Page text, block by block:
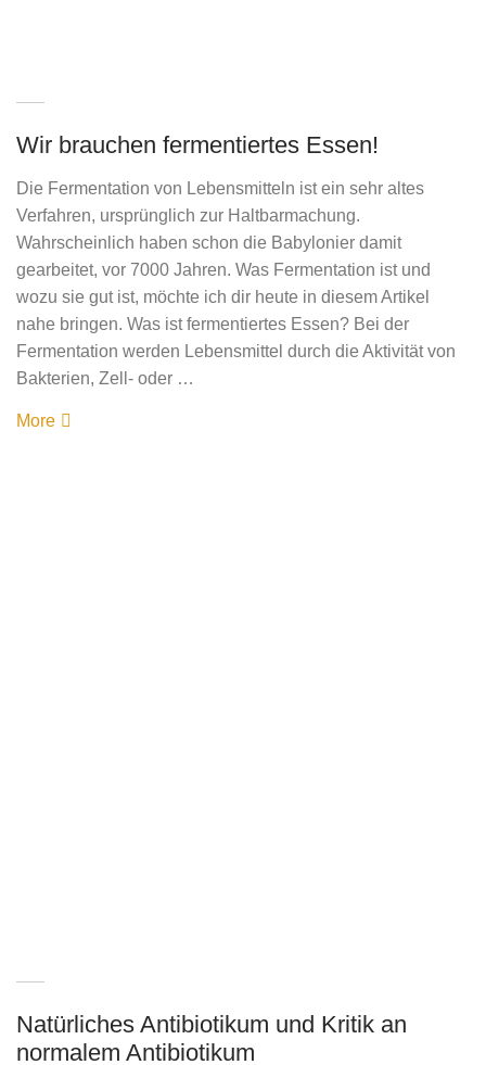
Wir brauchen fermentiertes Essen!
Die Fermentation von Lebensmitteln ist ein sehr altes
Verfahren, ursprünglich zur Haltbarmachung.
Wahrscheinlich haben schon die Babylonier damit
gearbeitet, vor 7000 Jahren. Was Fermentation ist und
wozu sie gut ist, möchte ich dir heute in diesem Artikel
nahe bringen. Was ist fermentiertes Essen? Bei der
Fermentation werden Lebensmittel durch die Aktivität von
Bakterien, Zell- oder …
More
Natürliches Antibiotikum und Kritik an
normalem Antibiotikum